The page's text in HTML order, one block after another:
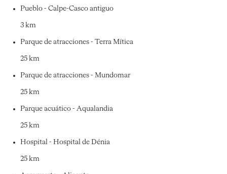
Pueblo - Calpe-Casco antiguo
3 km
Parque de atracciones - Terra Mítica
25 km
Parque de atracciones - Mundomar
25 km
Parque acuático - Aqualandia
25 km
Hospital - Hospital de Dénia
25 km